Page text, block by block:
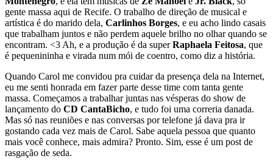
gente massa aqui de Recife. O trabalho de direção de musical e
artística é do marido dela, Carlinhos Borges, e eu acho lindo casais
que trabalham juntos e não perdem aquele brilho no olhar quando se
encontram. <3 Ah, e a produção é da superRaphaela Feitosa, que
é pequenininha e virada num mói de coentro, como diz a história.
Quando Carol me convidou pra cuidar da presença dela na Internet,
eu me senti honrada em fazer parte desse time com tanta gente
massa. Começamos a trabalhar juntas nas vésperas do show de
lançamento do CD CantaBicho, e tudo foi uma correria danada.
Mas só nas reuniões e nas conversas por telefone já dava pra ir
gostando cada vez mais de Carol. Sabe aquela pessoa que quanto
mais você conhece, mais admira? Pronto. Sim, esse é um post de
rasgação de seda.